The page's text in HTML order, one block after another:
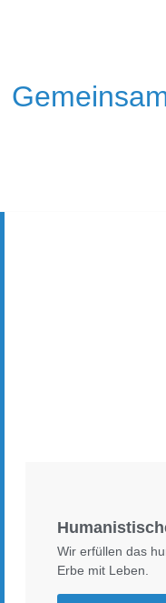
Wir erfüllen das
Erbe mit Leben.